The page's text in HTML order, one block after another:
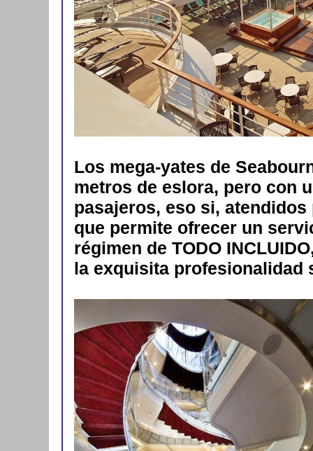
Los mega-yates de
metros de eslora, pero con
pasajeros, eso si,
que permite ofrecer un
régimen de TODO
la exquisita profesionalidad